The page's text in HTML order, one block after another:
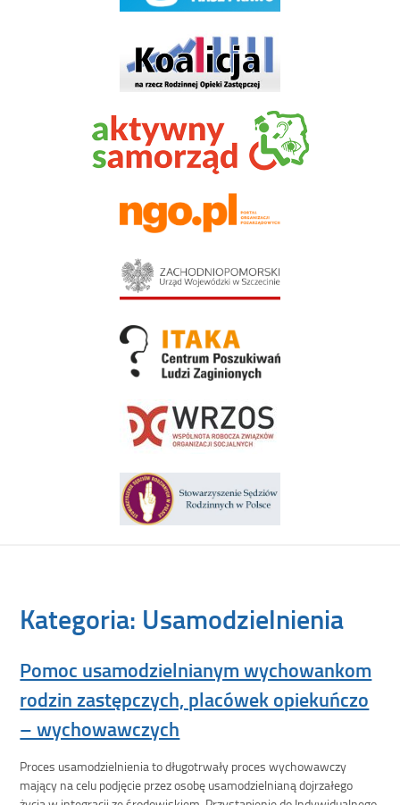
Kategoria: Usamodzielnienia
Pomoc usamodzielnianym wychowankom
rodzin zastępczych, placówek opiekuńczo
– wychowawczych
Proces usamodzielnienia to długotrwały proces wychowawczy
mający na celu podjęcie przez osobę usamodzielnianą dojrzałego